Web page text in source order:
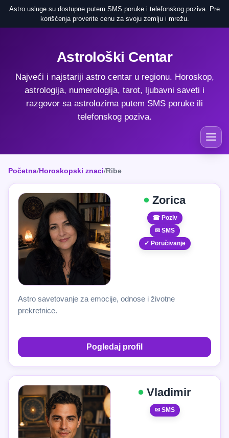
Astro usluge su dostupne putem SMS poruke i telefonskog poziva. Pre
korišćenja proverite cenu za svoju zemlju i mrežu.
Astrološki Centar
Najveći i najstariji astro centar u regionu. Horoskop,
astrologija, numerologija, tarot, ljubavni saveti i
razgovor sa astrolozima putem SMS poruke ili
telefonskog poziva.
Početna/Horoskopski znaci/Ribe
Zorica
☎ Poziv
✉ SMS
✓ Poručivanje
Astro savetovanje za emocije, odnose i životne
prekretnice.
Pogledaj profil
Vladimir
✉ SMS